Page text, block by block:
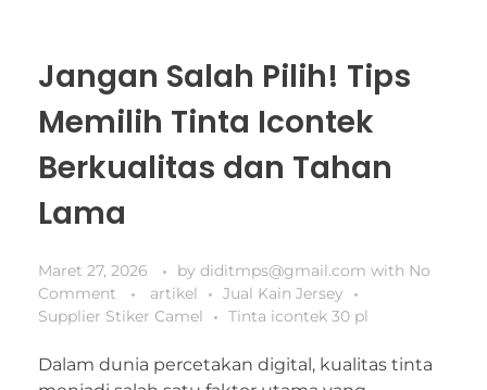
Jangan Salah Pilih! Tips
Memilih Tinta Icontek
Berkualitas dan Tahan
Lama
Maret 27, 2026 by diditmps@gmail.com with No
Comment
artikel
Jual Kain Jersey
Supplier Stiker Camel
Tinta icontek 30 pl
Dalam dunia percetakan digital, kualitas tinta